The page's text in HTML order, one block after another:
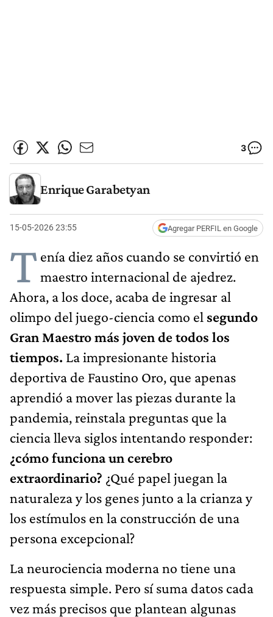
3
Enrique Garabetyan
15-05-2026 23:55 Agregar PERFIL en Google
T enía diez años cuando se convirtió en
maestro internacional de ajedrez.
Ahora, a los doce, acaba de ingresar al
olimpo del juego-ciencia como el segundo
Gran Maestro más joven de todos los
tiempos. La impresionante historia
deportiva de Faustino Oro, que apenas
aprendió a mover las piezas durante la
pandemia, reinstala preguntas que la
ciencia lleva siglos intentando responder:
¿cómo funciona un cerebro
extraordinario? ¿Qué papel juegan la
naturaleza y los genes junto a la crianza y
los estímulos en la construcción de una
persona excepcional?
La neurociencia moderna no tiene una
respuesta simple. Pero sí suma datos cada
vez más precisos que plantean algunas